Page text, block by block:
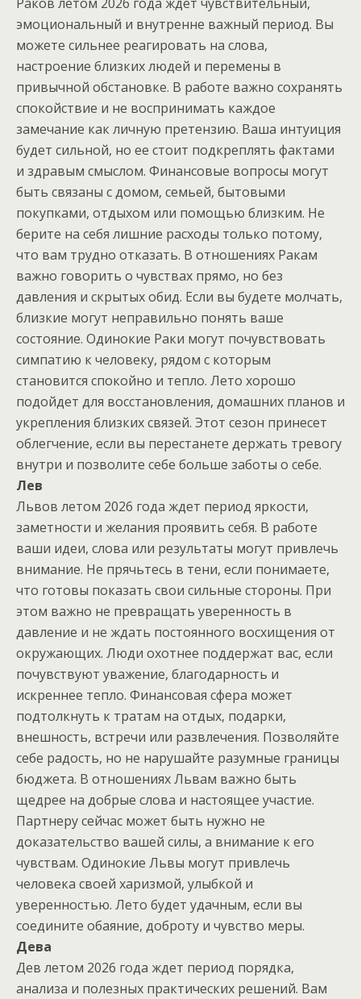
эмоциональный и внутренне важный период. Вы
можете сильнее реагировать на слова,
настроение близких людей и перемены в
привычной обстановке. В работе важно сохранять
спокойствие и не воспринимать каждое
замечание как личную претензию. Ваша интуиция
будет сильной, но ее стоит подкреплять фактами
и здравым смыслом. Финансовые вопросы могут
быть связаны с домом, семьей, бытовыми
покупками, отдыхом или помощью близким. Не
берите на себя лишние расходы только потому,
что вам трудно отказать. В отношениях Ракам
важно говорить о чувствах прямо, но без
давления и скрытых обид. Если вы будете молчать,
близкие могут неправильно понять ваше
состояние. Одинокие Раки могут почувствовать
симпатию к человеку, рядом с которым
становится спокойно и тепло. Лето хорошо
подойдет для восстановления, домашних планов и
укрепления близких связей. Этот сезон принесет
облегчение, если вы перестанете держать тревогу
внутри и позволите себе больше заботы о себе.
Лев
Львов летом 2026 года ждет период яркости,
заметности и желания проявить себя. В работе
ваши идеи, слова или результаты могут привлечь
внимание. Не прячьтесь в тени, если понимаете,
что готовы показать свои сильные стороны. При
этом важно не превращать уверенность в
давление и не ждать постоянного восхищения от
окружающих. Люди охотнее поддержат вас, если
почувствуют уважение, благодарность и
искреннее тепло. Финансовая сфера может
подтолкнуть к тратам на отдых, подарки,
внешность, встречи или развлечения. Позволяйте
себе радость, но не нарушайте разумные границы
бюджета. В отношениях Львам важно быть
щедрее на добрые слова и настоящее участие.
Партнеру сейчас может быть нужно не
доказательство вашей силы, а внимание к его
чувствам. Одинокие Львы могут привлечь
человека своей харизмой, улыбкой и
уверенностью. Лето будет удачным, если вы
соедините обаяние, доброту и чувство меры.
Дева
Дев летом 2026 года ждет период порядка,
анализа и полезных практических решений. Вам